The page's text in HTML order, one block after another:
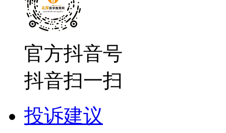
官方抖音号
抖音扫一扫
投诉建议